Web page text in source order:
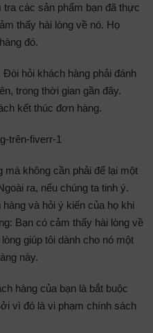
các sản phẩm bạn đã thực
thấy hài lòng về nó. Họ
đó.
hỏi khách hàng phải đánh
trong thời gian gần đây.
kết thúc đơn hàng.
mà không cần phải để lại một
ra, nếu chúng ta tinh ý.
và hỏi ý kiến của họ khi
Bạn có cảm thấy hài lòng về
giúp tôi dành cho nó một
này.
hàng của bạn là bắt buộc
vì đó là vi phạm chính sách